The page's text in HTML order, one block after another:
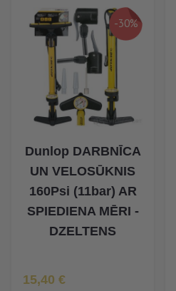
-30%
Dunlop DARBNĪCA
UN VELOSŪKNIS
160Psi (11bar) AR
SPIEDIENA MĒRI -
DZELTENS
Īpaša Cena
15,40 €